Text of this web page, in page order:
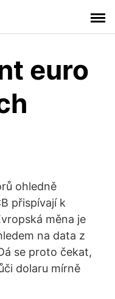
euro
ohledně
přispívají k
měna je
na data z
se proto čekat,
dolaru mírně